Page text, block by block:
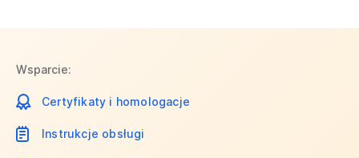
Wsparcie:
Certyfikaty i homologacje
Instrukcje obsługi